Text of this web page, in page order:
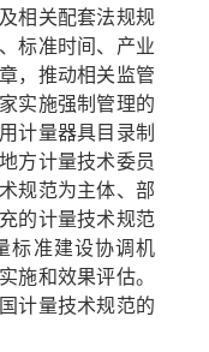
相关配套法规规
标准时间、产业
，推动相关监管
实施强制管理的
计量器具目录制
方计量技术委员
规范为主体、部
的计量技术规范
标准建设协调机
施和效果评估。
计量技术规范的